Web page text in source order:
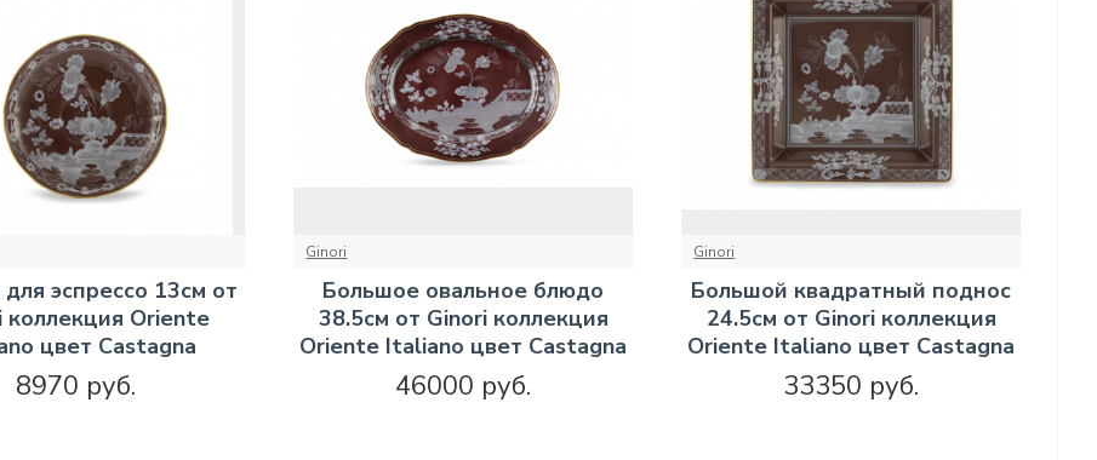
эспрессо 13см от
коллекция Oriente
цвет Castagna
8970 руб.
Ginori
Большое овальное блюдо
38.5см от Ginori коллекция
Oriente Italiano цвет Castagna
46000 руб.
Ginori
Большой квадратный поднос
24.5см от Ginori коллекция
Oriente Italiano цвет Castagna
33350 руб.